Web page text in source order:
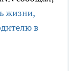
жизни,
в